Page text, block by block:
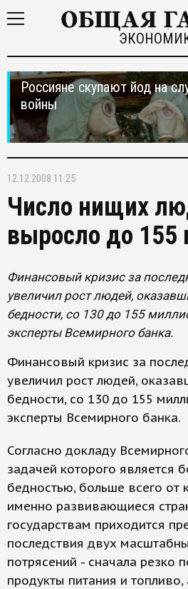
Россияне скупают йод на
войны
12.12.2008 11:25
Число нищих
выросло до 155
Финансовый кризис за
увеличил рост людей,
бедности, со 130 до 155
эксперты Всемирного банка.
Финансовый кризис за
увеличил рост людей,
бедности, со 130 до 155
эксперты Всемирного банка.
Согласно докладу
задачей которого является
бедностью, больше всего от
именно развивающиеся
государствам приходится
последствия двух
потрясений - сначала резко
продукты питания и